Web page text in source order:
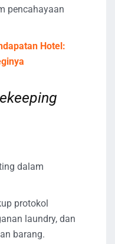
pencahayaan
Hotel:
dalam
protokol
laundry, dan
barang.